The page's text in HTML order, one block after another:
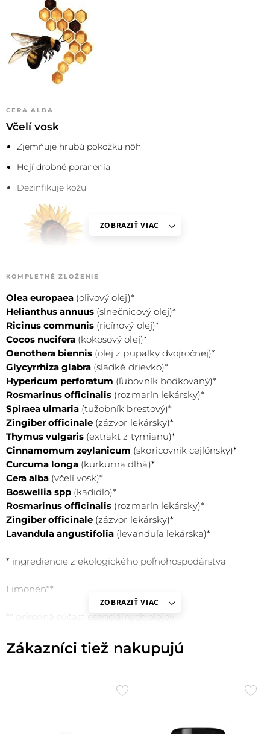
CERA ALBA
Včelí vosk
Zjemňuje hrubú pokožku nôh
Hojí drobné poranenia
Dezinfikuje kožu
HELIANTHUS ANNUUS
Slnečnicový olej
Pomáha s vysušenou pokožkou
Osvedčil sa ako bojovník s akné a ekzémami
Podporuje prirodzenú regeneráciu pokožky
COCOS NUCIFERA
Kokosový olej
Pomáha s vysuženou a stvrdnutou pokožkou pat
ZOBRAZIŤ VIAC
KOMPLETNÉ ZLOŽENIE
Olea europaea (olivový olej)*
Helianthus annuus (slnečnicový olej)*
Ricinus communis (ricínový olej)*
Cocos nucifera (kokosový olej)*
Oenothera biennis (olej z pupalky dvojročnej)*
Glycyrrhiza glabra (sladké drievko)*
Hypericum perforatum (ľubovník bodkovaný)*
Rosmarinus officinalis (rozmarín lekársky)*
Spiraea ulmaria (tužobník brestový)*
Zingiber officinale (zázvor lekársky)*
Thymus vulgaris (extrakt z tymianu)*
Cinnamomum zeylanicum (skoricovník cejlónsky)*
Curcuma longa (kurkuma dlhá)*
Cera alba (včelí vosk)*
Boswellia spp (kadidlo)*
Rosmarinus officinalis (rozmarín lekársky)*
Zingiber officinale (zázvor lekársky)*
Lavandula angustifolia (levanduľa lekárska)*
* ingrediencie z ekologického poľnohospodárstva
Limonen**
** prírodná súčasť esenciálnych olejov
ZOBRAZIŤ VIAC
Zákazníci tiež nakupujú
Přidat
oblíbených